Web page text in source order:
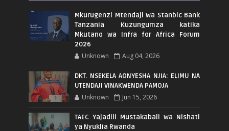
Mkurugenzi Mtendaji wa Stanbic Bank
Tanzania Kuzungumza katika
Mkutano wa Infra for Africa Forum
2026
Unknown Aug 04, 2026
DKT. NSEKELA AONYESHA NJIA: ELIMU NA
UTENDAJI VINAKWENDA PAMOJA
Unknown Jun 15, 2026
TAEC Yajadili Mustakabali wa Nishati
ya Nyuklia Rwanda